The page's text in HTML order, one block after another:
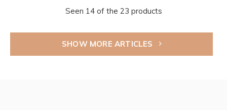
Seen 14 of the 23 products
SHOW MORE ARTICLES